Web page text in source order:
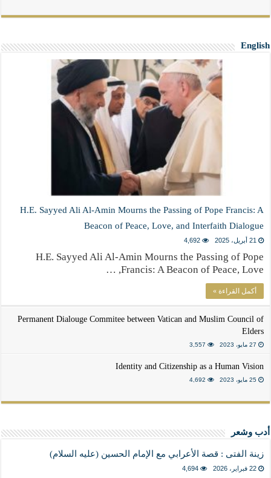
English
H.E. Sayyed Ali Al-Amin Mourns the Passing of Pope Francis: A
Beacon of Peace, Love, and Interfaith Dialogue
21 أبريل، 2025 4,692
H.E. Sayyed Ali Al-Amin Mourns the Passing of Pope
Francis: A Beacon of Peace, Love, …
أكمل القراءة »
Permanent Dialouge Commitee between Vatican and Muslim Council of
Elders
27 مايو، 2023 3,557
Identity and Citizenship as a Human Vision
25 مايو، 2023 4,692
أدب وشعر
زينة الفتى : قصة الأعرابي مع الإمام الحسين (عليه السلام)
22 فبراير، 2026 4,694